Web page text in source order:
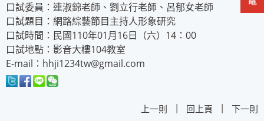
口試委員：連淑錦老師、劉立行老師、呂郁女老師
口試題目：網路綜藝節目主持人形象研究
口試時間：民國110年01月16日（六）14：00
口試地點：影音大樓104教室
E-mail：hhji1234tw@gmail.com
上一則 | 回上頁 | 下一則